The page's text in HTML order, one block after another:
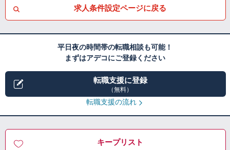
求人条件設定ページに戻る
平日夜の時間帯の転職相談も可能！
まずはアデコにご登録ください
転職支援に登録
（無料）
転職支援の流れ
キープリスト